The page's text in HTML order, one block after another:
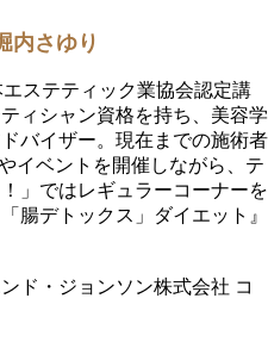
内さゆり
ステティック業協会認定講
ィシャン資格を持ち、美容学
バイザー。現在までの施術者
イベントを開催しながら、テ
」ではレギュラーコーナーを
腸デトックス」ダイエット』
ド・ジョンソン株式会社 コ